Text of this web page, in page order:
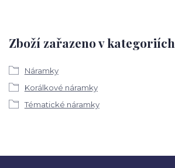
Zboží zařazeno v kategoriích
Náramky
Korálkové náramky
Tématické náramky